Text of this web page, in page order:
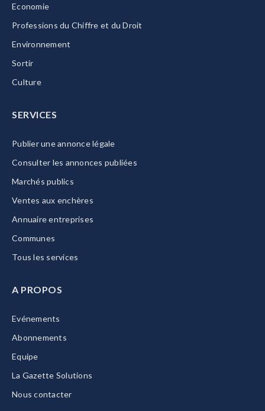
Economie
Professions du Chiffre et du Droit
Environnement
Sortir
Culture
SERVICES
Publier une annonce légale
Consulter les annonces publiées
Marchés publics
Ventes aux enchères
Annuaire entreprises
Communes
Tous les services
A PROPOS
Evénements
Abonnements
Equipe
La Gazette Solutions
Nous contacter